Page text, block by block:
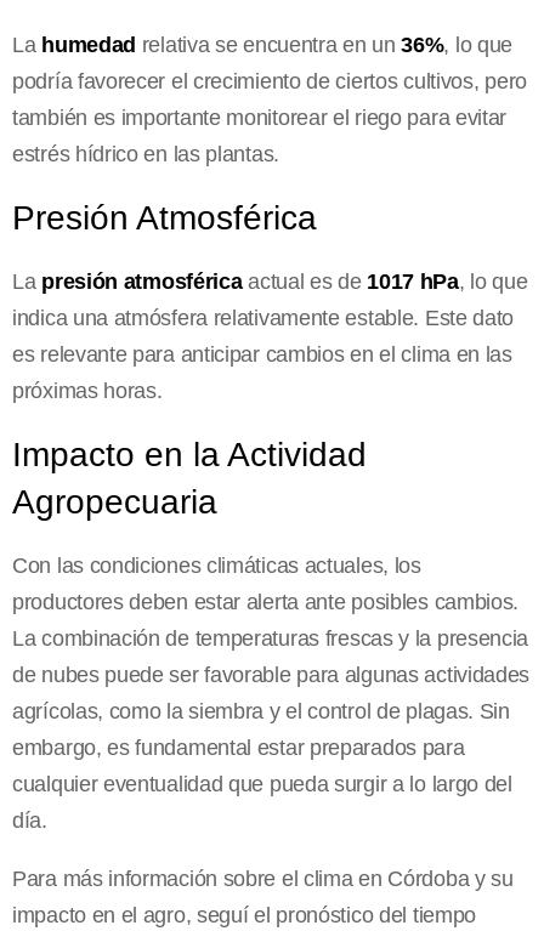
La humedad relativa se encuentra en un36%, lo que
podría favorecer el crecimiento de ciertos cultivos, pero
también es importante monitorear el riego para evitar
estrés hídrico en las plantas.
Presión Atmosférica
La presión atmosféricaactual es de 1017 hPa, lo que
indica una atmósfera relativamente estable. Este dato
es relevante para anticipar cambios en el clima en las
próximas horas.
Impacto en la Actividad
Agropecuaria
Con las condiciones climáticas actuales, los
productores deben estar alerta ante posibles cambios.
La combinación de temperaturas frescas y la presencia
de nubes puede ser favorable para algunas actividades
agrícolas, como la siembra y el control de plagas. Sin
embargo, es fundamental estar preparados para
cualquier eventualidad que pueda surgir a lo largo del
día.
Para más información sobre el clima en Córdoba y su
impacto en el agro, seguí el pronóstico del tiempo